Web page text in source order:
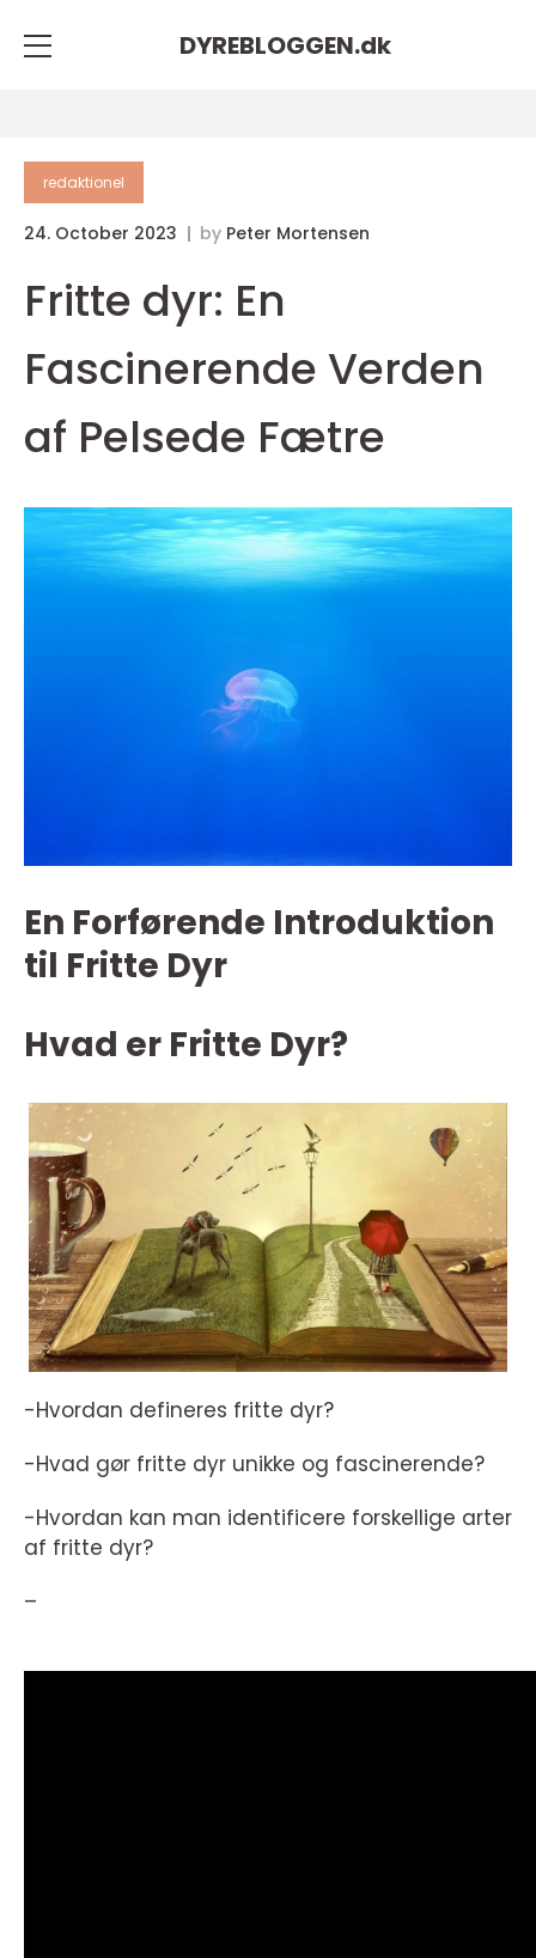
DYREBLOGGEN.dk
redaktionel
24. October 2023 by Peter Mortensen
Fritte dyr: En
Fascinerende Verden
af Pelsede Fætre
En Forførende Introduktion
til Fritte Dyr
Hvad er Fritte Dyr?
-Hvordan defineres fritte dyr?
-Hvad gør fritte dyr unikke og fascinerende?
-Hvordan kan man identificere forskellige arter
af fritte dyr?
–